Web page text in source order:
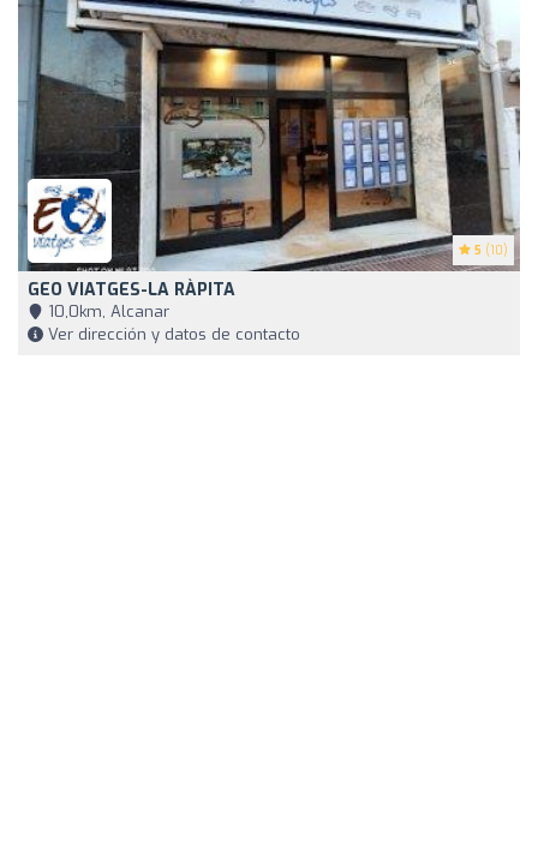
5 (10)
GEO VIATGES-LA RÀPITA
10,0km, Alcanar
Ver dirección y datos de contacto